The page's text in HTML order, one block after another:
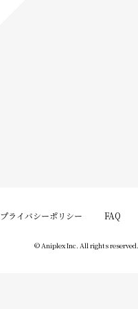
プライバシーポリシー FAQ
© Aniplex Inc. All rights reserved.